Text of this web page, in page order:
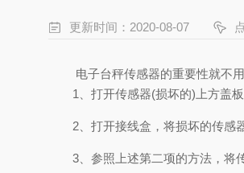
更新时间：2020-08-07
电子台秤传感器的重要性就不用
1、打开传感器(损坏的)上方盖板
2、打开接线盒，将损坏的传感器
3、参照上述第二项的方法，将传